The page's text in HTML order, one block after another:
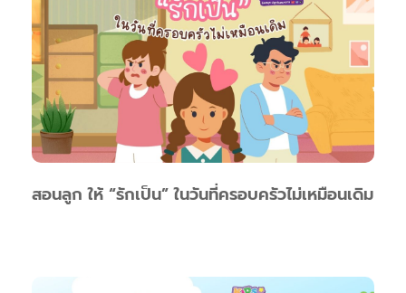
สอนลูก ให้ “รักเป็น” ในวันที่ครอบครัวไม่เหมือนเดิม